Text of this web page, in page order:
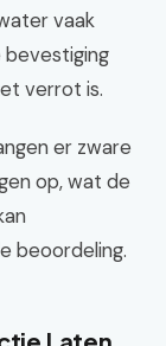
vaak
verrot is.
er zware
op, wat de
beoordeling.